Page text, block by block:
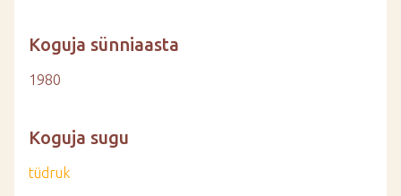
Koguja sünniaasta
1980
Koguja sugu
tüdruk